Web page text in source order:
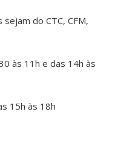
do CTC, CFM,
às 11h e das 14h às
15h às 18h